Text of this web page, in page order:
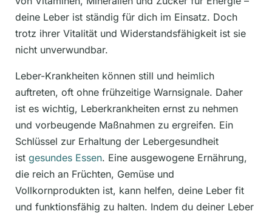
deine Leber ist ständig für dich im Einsatz. Doch
trotz ihrer Vitalität und Widerstandsfähigkeit ist sie
nicht unverwundbar.
Leber-Krankheiten können still und heimlich
auftreten, oft ohne frühzeitige Warnsignale. Daher
ist es wichtig, Leberkrankheiten ernst zu nehmen
und vorbeugende Maßnahmen zu ergreifen. Ein
Schlüssel zur Erhaltung der Lebergesundheit
ist gesundes Essen. Eine ausgewogene Ernährung,
die reich an Früchten, Gemüse und
Vollkornprodukten ist, kann helfen, deine Leber fit
und funktionsfähig zu halten. Indem du deiner Leber